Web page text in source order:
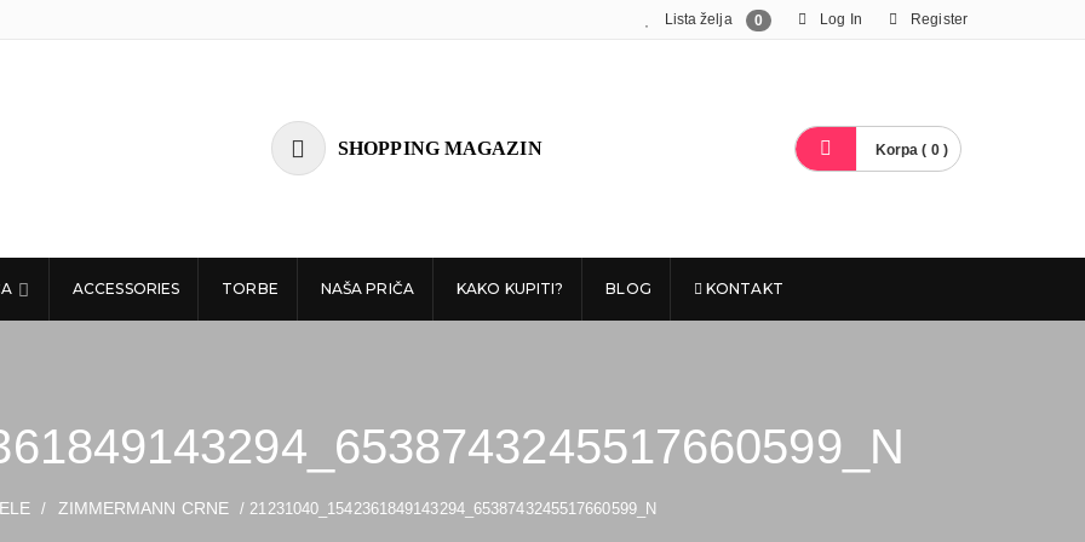
Lista želja 0 Log In Register
SHOPPING MAGAZIN Korpa ( 0 )
ACCESSORIES TORBE NAŠA PRIČA KAKO KUPITI? BLOG KONTAKT
/ ZIMMERMANN CRNE / 21231040_1542361849143294_6538743245517660599_N